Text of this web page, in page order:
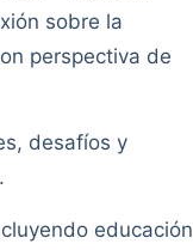
sobre la
perspectiva de
desafíos y
educación